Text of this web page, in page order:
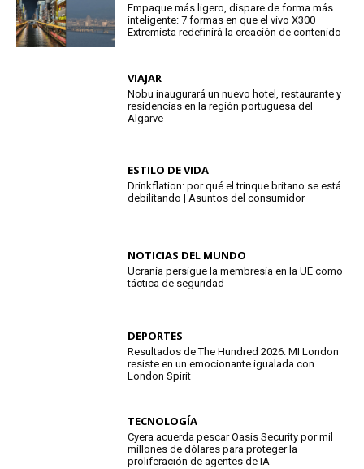
Empaque más ligero, dispare de forma más
inteligente: 7 formas en que el vivo X300
Extremista redefinirá la creación de contenido
VIAJAR
Nobu inaugurará un nuevo hotel, restaurante y
residencias en la región portuguesa del
Algarve
ESTILO DE VIDA
Drinkflation: por qué el trinque britano se está
debilitando | Asuntos del consumidor
NOTICIAS DEL MUNDO
Ucrania persigue la membresía en la UE como
táctica de seguridad
DEPORTES
Resultados de The Hundred 2026: MI London
resiste en un emocionante igualada con
London Spirit
TECNOLOGÍA
Cyera acuerda pescar Oasis Security por mil
millones de dólares para proteger la
proliferación de agentes de IA